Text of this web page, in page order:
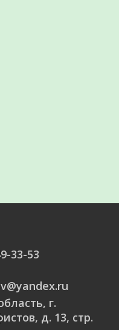
33-53
г.
д. 13, стр.